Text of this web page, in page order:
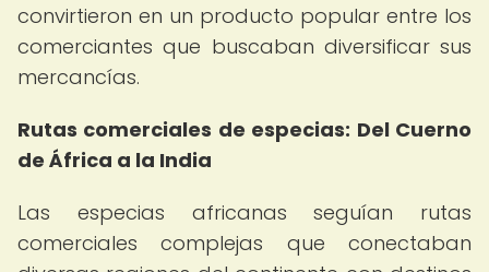
convirtieron en un producto popular entre los
comerciantes que buscaban diversificar sus
mercancías.
Rutas comerciales de especias: Del Cuerno
de África a la India
Las especias africanas seguían rutas
comerciales complejas que conectaban